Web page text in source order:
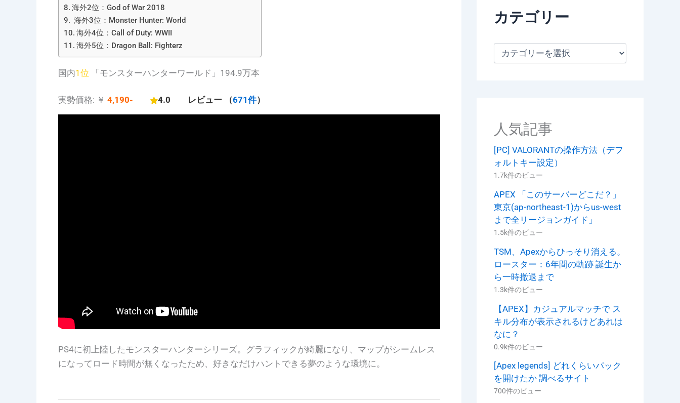
海外2位：God of War 2018
海外3位：Monster Hunter: World
海外4位：Call of Duty: WWII
海外5位：Dragon Ball: Fighterz
国内1位 「モンスターハンターワールド」194.9万本
実勢価格: ￥ 4,190- 4.0 レビュー （671件）
PS4に初上陸したモンスターハンターシリーズ。グラフィックが綺麗になり、マップがシームレス
になってロード時間が無くなったため、好きなだけハントできる夢のような環境に。
カテゴリー
人気記事
[PC] VALORANTの操作方法（デフ
ォルトキー設定）
1.7k件のビュー
APEX 「このサーバーどこだ？」
東京(ap-northeast-1)からus-west
まで全リージョンガイド」
1.5k件のビュー
TSM、Apexからひっそり消える。
ロースター：6年間の軌跡 誕生か
ら一時撤退まで
1.3k件のビュー
【APEX】カジュアルマッチで ス
キル分布が表示されるけどあれは
なに？
0.9k件のビュー
[Apex legends] どれくらいパック
を開けたか 調べるサイト
700件のビュー